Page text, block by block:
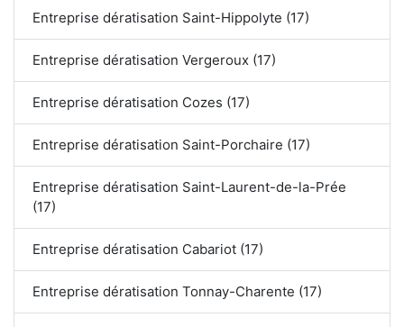
Entreprise dératisation Saint-Hippolyte (17)
Entreprise dératisation Vergeroux (17)
Entreprise dératisation Cozes (17)
Entreprise dératisation Saint-Porchaire (17)
Entreprise dératisation Saint-Laurent-de-la-Prée
(17)
Entreprise dératisation Cabariot (17)
Entreprise dératisation Tonnay-Charente (17)